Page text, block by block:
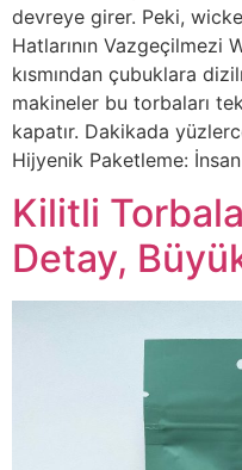
devreye girer. Peki,
Hatlarının Vazgeçilmezi
kısmından çubuklara
makineler bu torbaları
kapatır. Dakikada
Hijyenik Paketleme:
Kilitli
Detay,